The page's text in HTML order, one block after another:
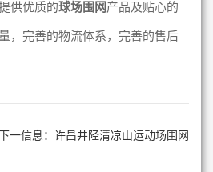
供优质的球场围网产品及贴心的
，完善的物流体系，完善的售后
一信息：许昌井陉清凉山运动场围网